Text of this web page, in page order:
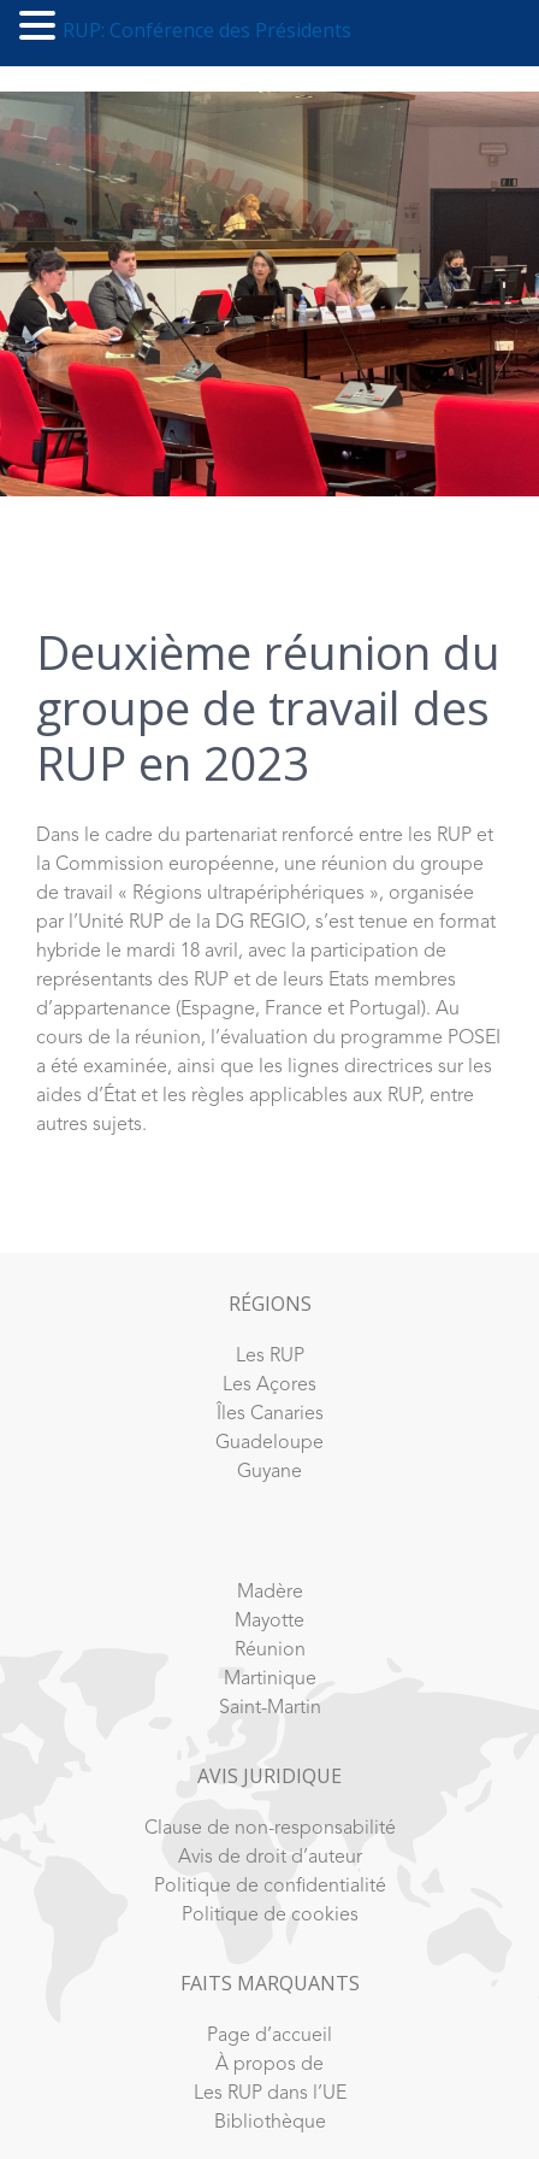
Deuxième réunion du
groupe de travail des
RUP en 2023
Dans le cadre du partenariat renforcé entre les RUP et
la Commission européenne, une réunion du groupe
de travail « Régions ultrapériphériques », organisée
par l’Unité RUP de la DG REGIO, s’est tenue en format
hybride le mardi 18 avril, avec la participation de
représentants des RUP et de leurs Etats membres
d’appartenance (Espagne, France et Portugal). Au
cours de la réunion, l’évaluation du programme POSEI
a été examinée, ainsi que les lignes directrices sur les
aides d’État et les règles applicables aux RUP, entre
autres sujets.
RÉGIONS
Les RUP
Les Açores
Îles Canaries
Guadeloupe
Guyane
Madère
Mayotte
Réunion
Martinique
Saint-Martin
AVIS JURIDIQUE
Clause de non-responsabilité
Avis de droit d’auteur
Politique de confidentialité
Politique de cookies
FAITS MARQUANTS
Page d’accueil
À propos de
Les RUP dans l’UE
Bibliothèque
RUP: Conférence des Présidents